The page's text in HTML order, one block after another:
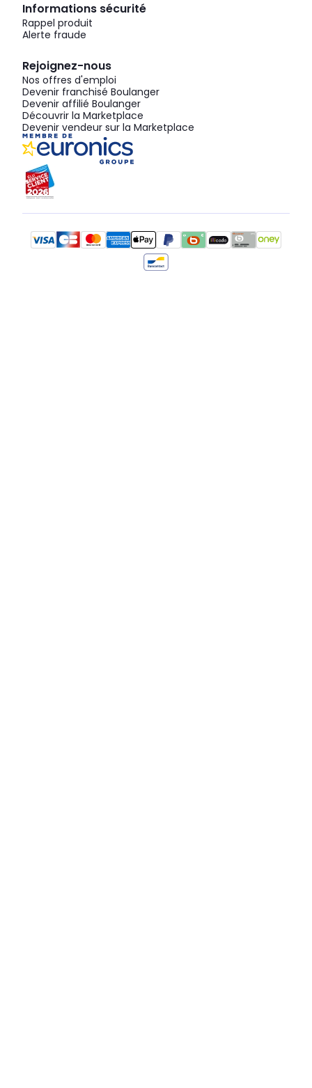
Informations sécurité
Rappel produit
Alerte fraude
Rejoignez-nous
Nos offres d'emploi
Devenir franchisé Boulanger
Devenir affilié Boulanger
Découvrir la Marketplace
Devenir vendeur sur la Marketplace